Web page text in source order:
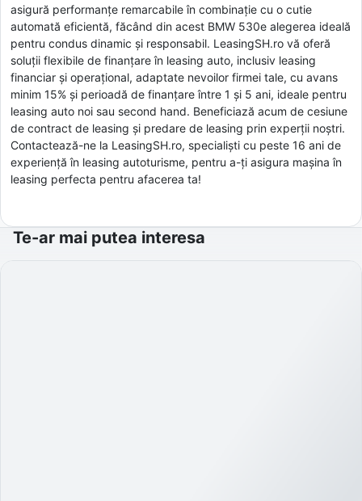
asigură performanțe remarcabile în combinație cu o cutie
automată eficientă, făcând din acest BMW 530e alegerea ideală
pentru condus dinamic și responsabil. LeasingSH.ro vă oferă
soluții flexibile de finanțare în leasing auto, inclusiv leasing
financiar și operațional, adaptate nevoilor firmei tale, cu avans
minim 15% și perioadă de finanțare între 1 și 5 ani, ideale pentru
leasing auto noi sau second hand. Beneficiază acum de cesiune
de contract de leasing și predare de leasing prin experții noștri.
Contactează-ne la LeasingSH.ro, specialiști cu peste 16 ani de
experiență în leasing autoturisme, pentru a-ți asigura mașina în
leasing perfecta pentru afacerea ta!
Te-ar mai putea interesa